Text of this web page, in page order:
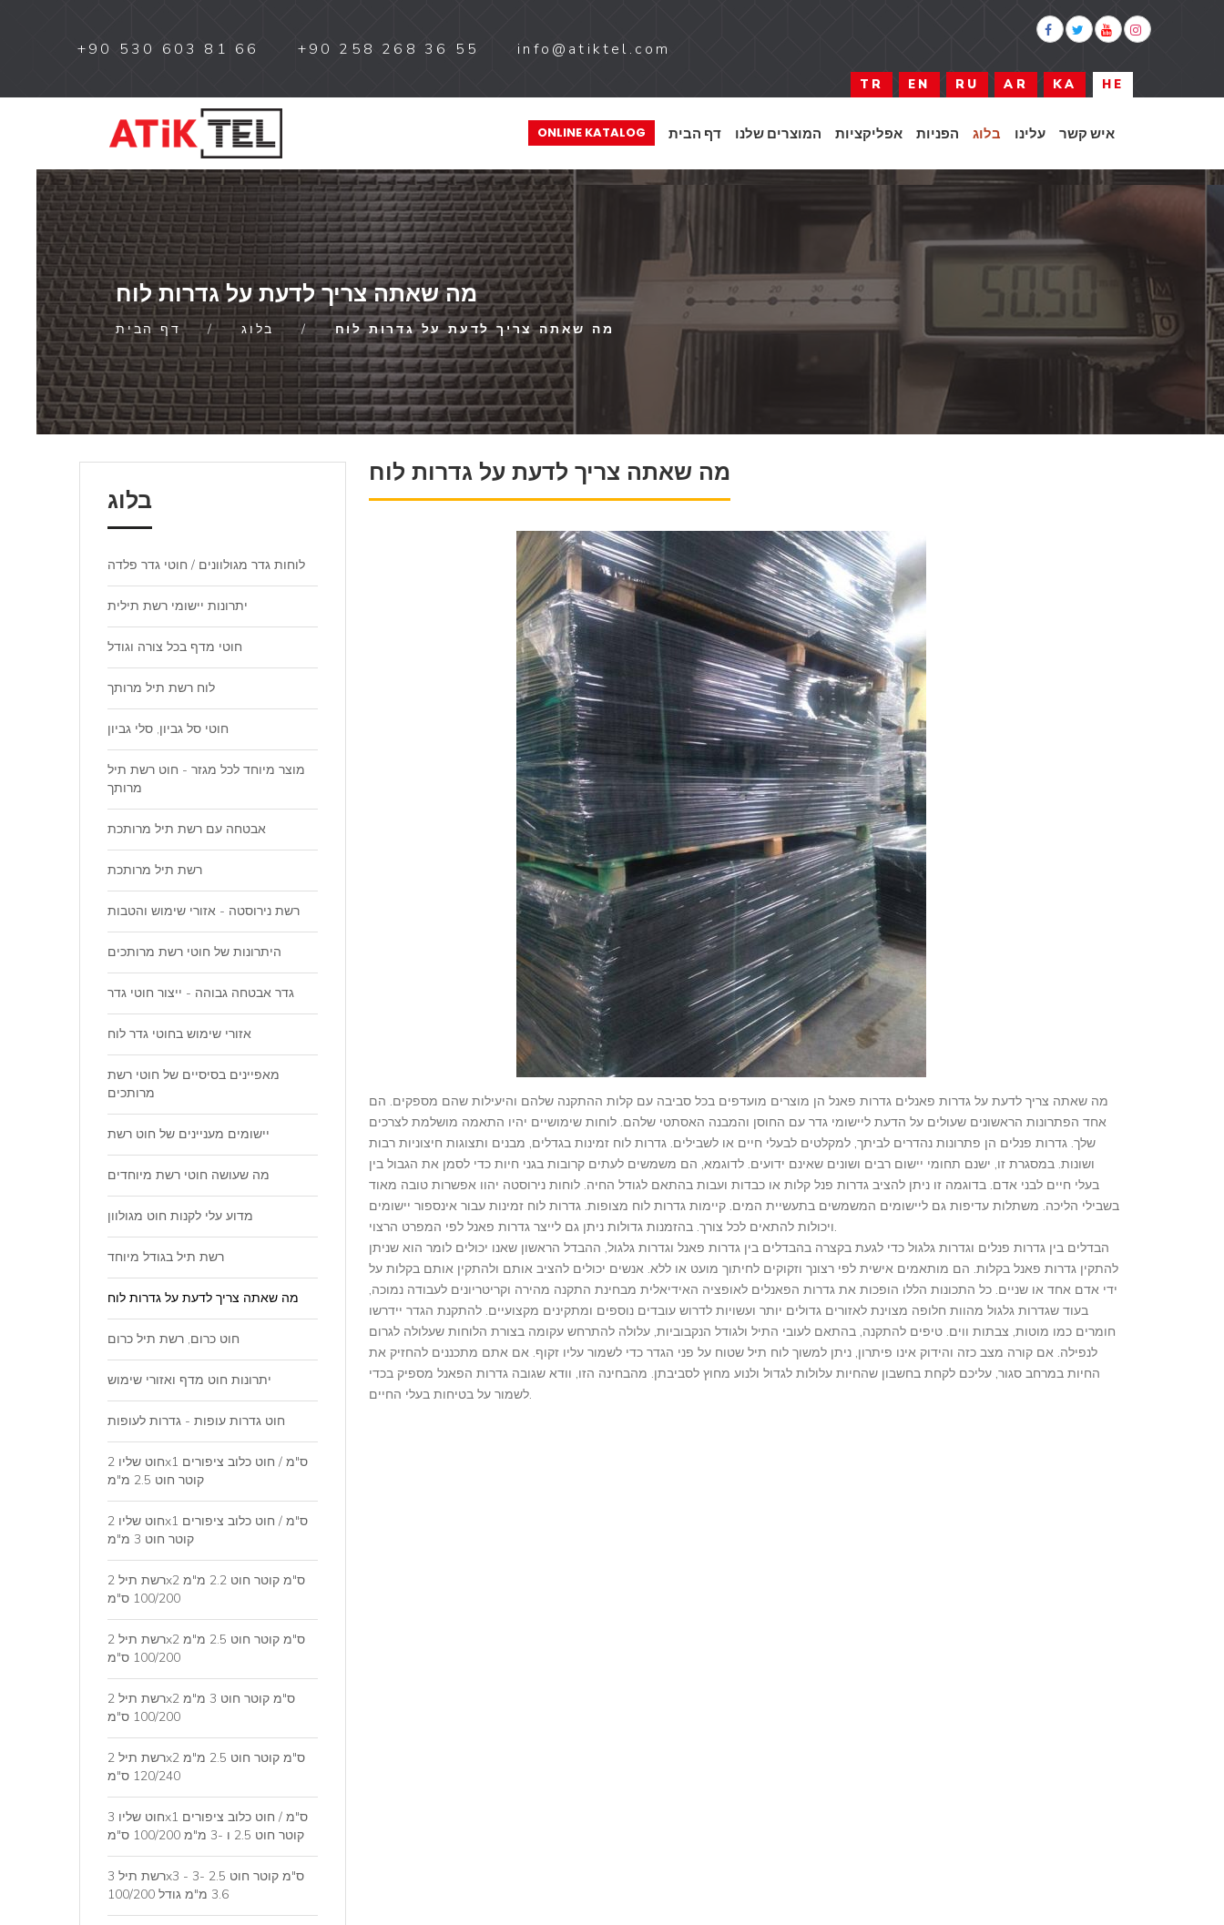
+90 530 603 81 66 +90 258 268 36 55 info@atiktel.com
TR EN RU AR KA HE
ONLINE KATALOG דף הבית המוצרים שלנו אפליקציות הפניות בלוג עלינו איש קשר
מה שאתה צריך לדעת על גדרות לוח
דף הבית בלוג מה שאתה צריך לדעת על גדרות לוח
בלוג
לוחות גדר מגולוונים / חוטי גדר פלדה
יתרונות יישומי רשת תילית
חוטי מדף בכל צורה וגודל
לוח רשת תיל מרותך
חוטי סל גביון, סלי גביון
מוצר מיוחד לכל מגזר - חוט רשת תיל
מרותך
אבטחה עם רשת תיל מרותכת
רשת תיל מרותכת
רשת נירוסטה - אזורי שימוש והטבות
היתרונות של חוטי רשת מרותכים
גדר אבטחה גבוהה - ייצור חוטי גדר
אזורי שימוש בחוטי גדר לוח
מאפיינים בסיסיים של חוטי רשת
מרותכים
יישומים מעניינים של חוט רשת
מה שעושה חוטי רשת מיוחדים
מדוע עלי לקנות חוט מגולוון
רשת תיל בגודל מיוחד
מה שאתה צריך לדעת על גדרות לוח
חוט כרום, רשת תיל כרום
יתרונות חוט מדף ואזורי שימוש
חוט גדרות עופות - גדרות לעופות
חוט שליו 2x1 ס"מ / חוט כלוב ציפורים
קוטר חוט 2.5 מ"מ
חוט שליו 2x1 ס"מ / חוט כלוב ציפורים
קוטר חוט 3 מ"מ
רשת תיל 2x2 ס"מ קוטר חוט 2.2 מ"מ
100/200 ס"מ
רשת תיל 2x2 ס"מ קוטר חוט 2.5 מ"מ
100/200 ס"מ
רשת תיל 2x2 ס"מ קוטר חוט 3 מ"מ
100/200 ס"מ
רשת תיל 2x2 ס"מ קוטר חוט 2.5 מ"מ
120/240 ס"מ
חוט שליו 3x1 ס"מ / חוט כלוב ציפורים
קוטר חוט 2.5 ו -3 מ"מ 100/200 ס"מ
רשת תיל 3x3 ס"מ קוטר חוט 2.5 -3 -
3.6 מ"מ גודל 100/200
מה שאתה צריך לדעת על גדרות לוח
מה שאתה צריך לדעת על גדרות פאנלים גדרות פאנל הן מוצרים מועדפים בכל סביבה עם קלות ההתקנה שלהם והיעילות שהם מספקים. הם
אחד הפתרונות הראשונים שעולים על הדעת ליישומי גדר עם החוסן והמבנה האסתטי שלהם. לוחות שימושיים יהיו התאמה מושלמת לצרכים
שלך. גדרות פנלים הן פתרונות נהדרים לביתך, למקלטים לבעלי חיים או לשבילים. גדרות לוח זמינות בגדלים, מבנים ותצוגות חיצוניות רבות
ושונות. במסגרת זו, ישנם תחומי יישום רבים ושונים שאינם ידועים. לדוגמא, הם משמשים לעתים קרובות בגני חיות כדי לסמן את הגבול בין
בעלי חיים לבני אדם. בדוגמה זו ניתן להציב גדרות פנל קלות או כבדות ועבות בהתאם לגודל החיה. לוחות נירוסטה יהוו אפשרות טובה מאוד
בשבילי הליכה. משתלות עדיפות גם ליישומים המשמשים בתעשיית המים. קיימות גדרות לוח מצופות. גדרות לוח זמינות עבור אינספור יישומים
ויכולות להתאים לכל צורך. בהזמנות גדולות ניתן גם לייצר גדרות פאנל לפי המפרט הרצוי.
הבדלים בין גדרות פנלים וגדרות גלגול כדי לגעת בקצרה בהבדלים בין גדרות פאנל וגדרות גלגול, ההבדל הראשון שאנו יכולים לומר הוא שניתן
להתקין גדרות פאנל בקלות. הם מותאמים אישית לפי רצונך וזקוקים לחיתוך מועט או ללא. אנשים יכולים להציב אותם ולהתקין אותם בקלות על
ידי אדם אחד או שניים. כל התכונות הללו הופכות את גדרות הפאנלים לאופציה האידיאלית מבחינת התקנה מהירה וקריטריונים לעבודה נמוכה,
בעוד שגדרות גלגול מהוות חלופה מצוינת לאזורים גדולים יותר ועשויות לדרוש עובדים נוספים ומתקינים מקצועיים. להתקנת הגדר יידרשו
חומרים כמו מוטות, צבתות ווים. טיפים להתקנה, בהתאם לעובי התיל ולגודל הנקבוביות, עלולה להתרחש עקומה בצורת הלוחות שעלולה לגרום
לנפילה. אם קורה מצב כזה והידוק אינו פיתרון, ניתן למשוך לוח תיל שטוח על פני הגדר כדי לשמור עליו זקוף. אם אתם מתכננים להחזיק את
החיות במרחב סגור, עליכם לקחת בחשבון שהחיות עלולות לגדול ולנוע מחוץ לסביבתן. מהבחינה הזו, וודא שגובה גדרות הפאנל מספיק בכדי
לשמור על בטיחות בעלי החיים.